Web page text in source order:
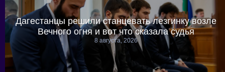
Дагестанцы решили станцевать лезгинку возле
Вечного огня и вот что сказала судья
8 августа, 2026